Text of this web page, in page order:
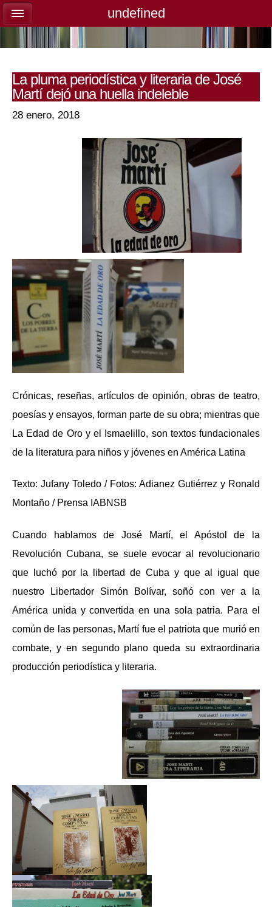
La pluma periodística y literaria de José
Martí dejó una huella indeleble
28 enero, 2018
Crónicas, reseñas, artículos de opinión, obras de teatro,
poesías y ensayos, forman parte de su obra; mientras que
La Edad de Oro y el Ismaelillo, son textos fundacionales
de la literatura para niños y jóvenes en América Latina
Texto: Jufany Toledo / Fotos: Adianez Gutiérrez y Ronald
Montaño / Prensa IABNSB
Cuando hablamos de José Martí, el Apóstol de la
Revolución Cubana, se suele evocar al revolucionario
que luchó por la libertad de Cuba y que al igual que
nuestro Libertador Simón Bolívar, soñó con ver a la
América unida y convertida en una sola patria. Para el
común de las personas, Martí fue el patriota que murió en
combate, y en segundo plano queda su extraordinaria
producción periodística y literaria.
undefined
undefined